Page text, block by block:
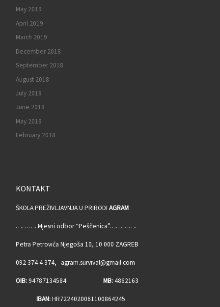
May 2019
April 2019
March 2019
December 2018
September 2018
August 2018
July 2018
June 2018
May 2018
February 2018
KONTAKT
ŠKOLA PREŽIVLJAVNJA U PRIRODI AGRAM
………..Mjesni odbor “Peščenica”………….
Petra Petrovića Njegoša 10, 10 000 ZAGREB
092 374 4 374, agram.survival@gmail.com
OIB:94787134584 MB:4862163
IBAN:HR7224020061100864245